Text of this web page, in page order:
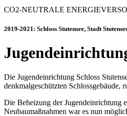
CO2-NEUTRALE
2019-2021: Schloss Stutensee, Stadt
Die Jugendeinrichtung Schloss
denkmalgeschützten
Die Beheizung der Jugendeinrichtung
Neubaumaßnahmen war es nun